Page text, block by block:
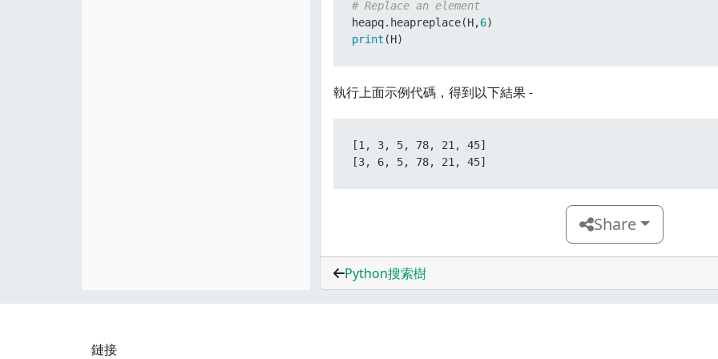
# Replace an element
heapq.heapreplace(H,6
print (H)
執行上面示例代碼，得到以下結果 -
[1, 3, 5, 78, 21, 45]
[3, 6, 5, 78, 21, 45]
Share
Python搜索樹
鏈接